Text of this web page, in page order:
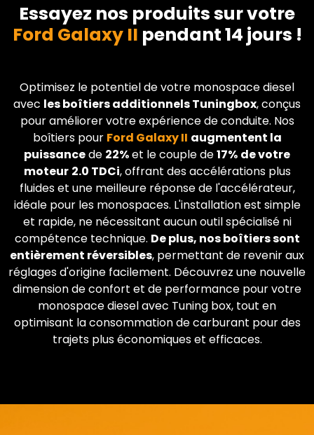
Essayez nos produits sur votre
Ford Galaxy II pendant 14 jours !
Optimisez le potentiel de votre monospace diesel
avec les boîtiers additionnels Tuningbox, conçus
pour améliorer votre expérience de conduite. Nos
boîtiers pour Ford Galaxy II augmentent la
puissancede 22%et le couple de17% de votre
moteur 2.0 TDCi, offrant des accélérations plus
fluides et une meilleure réponse de l'accélérateur,
idéale pour les monospaces. L'installation est simple
et rapide, ne nécessitant aucun outil spécialisé ni
compétence technique. De plus, nos boîtiers sont
entièrement réversibles, permettant de revenir aux
réglages d'origine facilement. Découvrez une nouvelle
dimension de confort et de performance pour votre
monospace diesel avec Tuning box, tout en
optimisant la consommation de carburant pour des
trajets plus économiques et efficaces.